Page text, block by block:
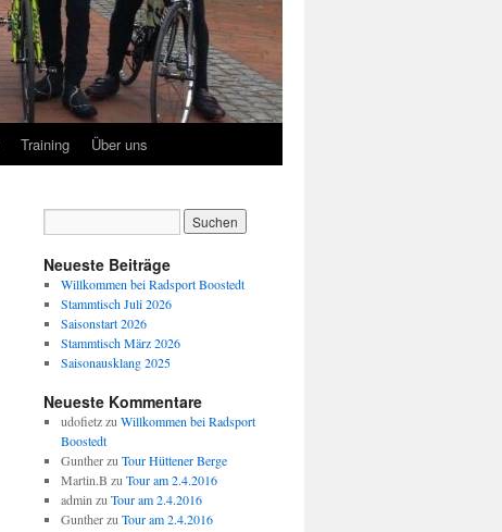
Training Über uns
Neueste Beiträge
Willkommen bei Radsport Boostedt
Stammtisch Juli 2026
Saisonstart 2026
Stammtisch März 2026
Saisonausklang 2025
Neueste Kommentare
udofietzzu Willkommen bei Radsport
Boostedt
Guntherzu Tour Hüttener Berge
Martin.B zu Tour am 2.4.2016
admin zu Tour am 2.4.2016
Guntherzu Tour am 2.4.2016